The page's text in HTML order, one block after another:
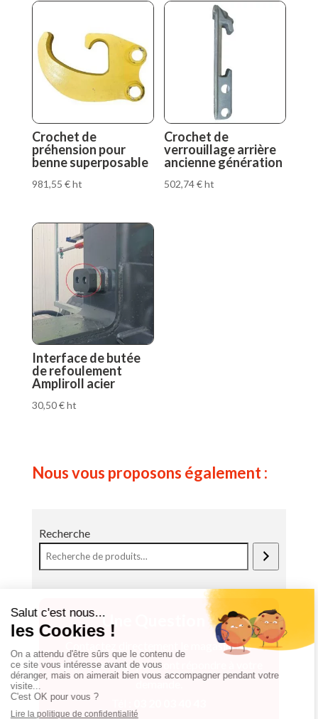
Crochet de
préhension pour
benne superposable
981,55 €ht
Crochet de
verrouillage arrière
ancienne génération
502,74€ht
Interface de butée
de refoulement
Ampliroll acier
30,50€ht
Nous vous proposons également :
Recherche
Une Question ?
Contactez directement le magasin. Les
équipes Lerouge pourront répondre à votre